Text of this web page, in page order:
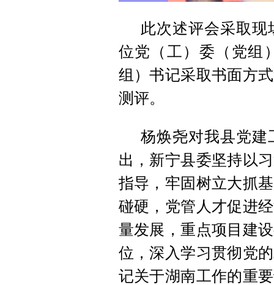
此次述评会采取现
位党（工）委（党组
组）书记采取书面方
测评。
杨焕尧对我县党建
出，新宁县委坚持以
指导，牢固树立大抓
碰硬，党管人才促进
量发展，重点项目建
位，深入学习贯彻党
记关于湖南工作的重